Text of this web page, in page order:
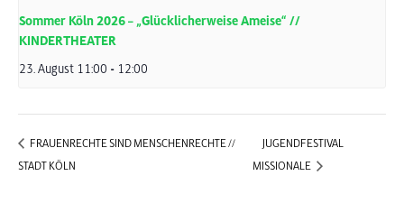
Sommer Köln 2026 – „Glücklicherweise Ameise“ //
KINDERTHEATER
23. August 11:00 - 12:00
FRAUENRECHTE SIND MENSCHENRECHTE //
STADT KÖLN
JUGENDFESTIVAL
MISSIONALE